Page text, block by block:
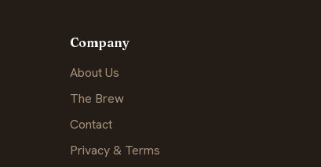
Company
About Us
The Brew
Contact
Privacy & Terms